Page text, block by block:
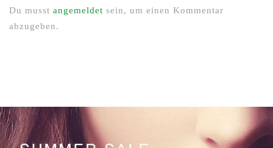
Du musst angemeldet sein, um einen Kommentar
abzugeben.